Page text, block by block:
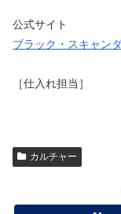
公式サイト
ブラック・スキャン
［仕入れ担当］
カルチャー